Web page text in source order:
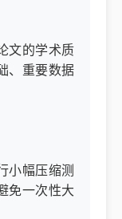
文的学术质
、重要数据
小幅压缩测
免一次性大